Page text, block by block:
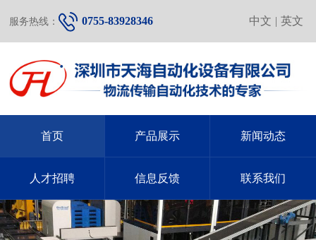
中文 | 英文
服务热线： 0755-83928346
首页 产品展示 新闻动态
人才招聘 信息反馈 联系我们